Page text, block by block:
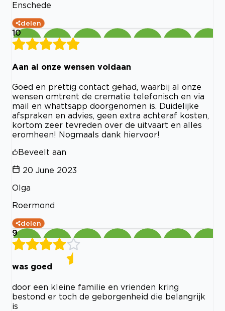
Enschede
delen
10
Aan al onze wensen voldaan
Goed en prettig contact gehad, waarbij al onze
wensen omtrent de crematie telefonisch en via
mail en whattsapp doorgenomen is. Duidelijke
afspraken en advies, geen extra achteraf kosten,
kortom zeer tevreden over de uitvaart en alles
eromheen! Nogmaals dank hiervoor!
Beveelt aan
20 June 2023
Olga
Roermond
delen
9
was goed
door een kleine familie en vrienden kring
bestond er toch de geborgenheid die belangrijk
is